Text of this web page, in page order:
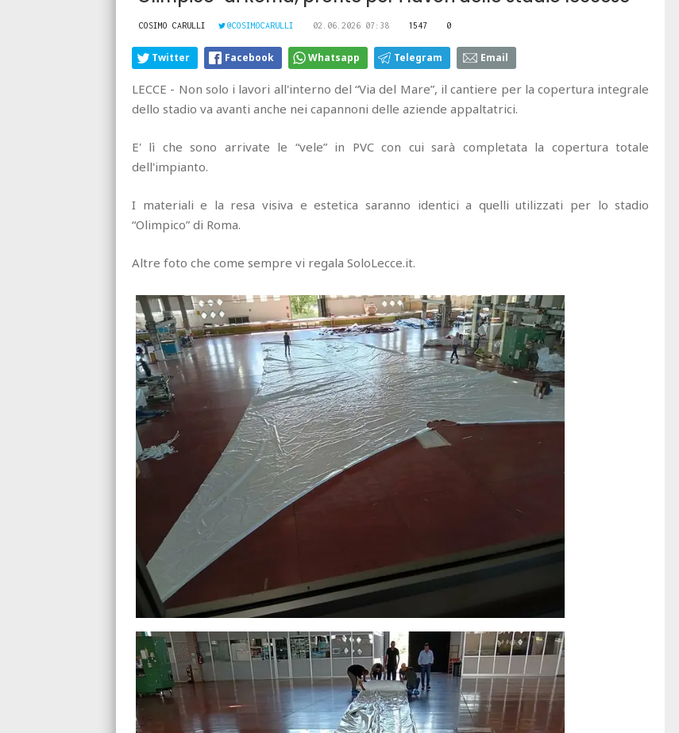
COSIMO CARULLI @COSIMOCARULLI 02.06.2026 07:38 1547 0
Twitter Facebook Whatsapp Telegram Email
LECCE - Non solo i lavori all'interno del “Via del Mare”, il cantiere per la copertura integrale
dello stadio va avanti anche nei capannoni delle aziende appaltatrici.
E' lì che sono arrivate le “vele” in PVC con cui sarà completata la copertura totale
dell'impianto.
I materiali e la resa visiva e estetica saranno identici a quelli utilizzati per lo stadio
“Olimpico” di Roma.
Altre foto che come sempre vi regala SoloLecce.it.